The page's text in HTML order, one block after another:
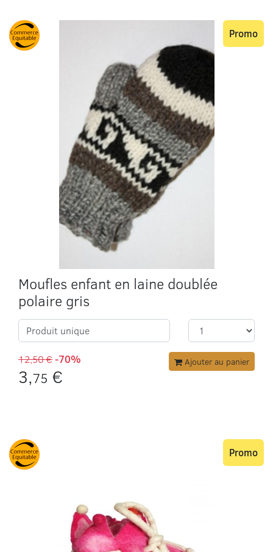
Moufles enfant en laine doublée
polaire gris
Promo
Produit unique
12,50 €-70%
3,75 €
Ajouter au panier
Promo